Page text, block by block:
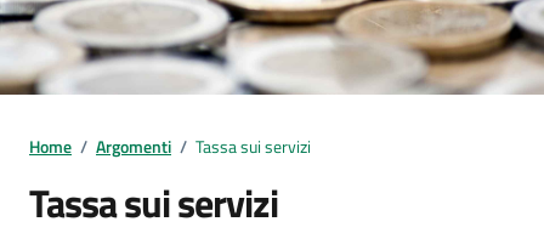
Home / Argomenti / Tassa sui servizi
Tassa sui servizi